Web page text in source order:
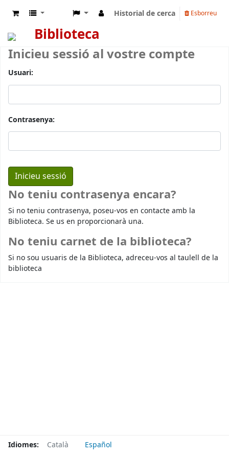
Historial de cerca Esborreu
Biblioteca
Inicieu sessió al vostre compte
Usuari:
Contrasenya:
No teniu contrasenya encara?
Si no teniu contrasenya, poseu-vos en contacte amb la
Biblioteca. Se us en proporcionarà una.
No teniu carnet de la biblioteca?
Si no sou usuaris de la Biblioteca, adreceu-vos al taulell de la
biblioteca
Idiomes: Català Español